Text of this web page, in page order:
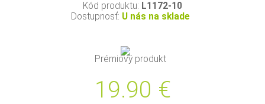
Kód produktu: L1172-10
Dostupnosť: U nás na sklade
Prémiový produkt
19.90 €